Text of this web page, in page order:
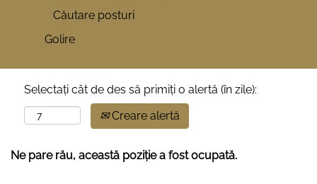
Golire
Selectați cât de des să primiți o alertă (în zile):
Creare alertă
Ne pare rău, această poziție a fost ocupată.